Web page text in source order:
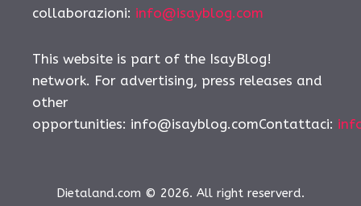
collaborazioni: info@isayblog.com
This website is part of the IsayBlog!
network. For advertising, press releases and
other
opportunities: info@isayblog.comContattaci:
Dietaland.com © 2026. All right reserverd.